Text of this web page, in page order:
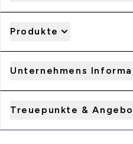
Produkte
Unternehmens
Treuepunkte &